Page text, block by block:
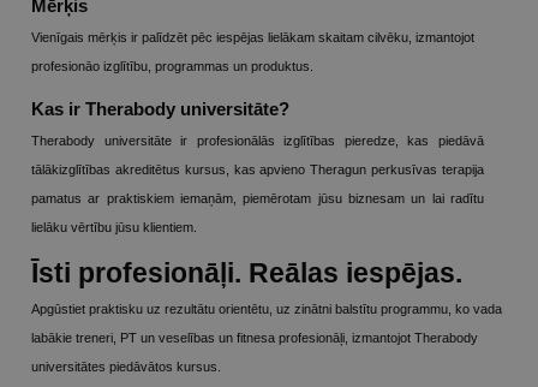
Mērķis
Vienīgais mērķis ir palīdzēt pēc iespējas lielākam skaitam cilvēku, izmantojot
profesionāo izglītību, programmas un produktus.
Kas ir Therabody universitāte?
Therabody universitāte ir profesionālās izglītības pieredze, kas piedāvā
tālākizglītības akreditētus kursus, kas apvieno Theragun perkusīvas terapija
pamatus ar praktiskiem iemaņām, piemērotam jūsu biznesam un lai radītu
lielāku vērtību jūsu klientiem.
Īsti profesionāļi. Reālas iespējas.
Apgūstiet praktisku uz rezultātu orientētu, uz zinātni balstītu programmu, ko vada
labākie treneri, PT un veselības un fitnesa profesionāļi, izmantojot Therabody
universitātes piedāvātos kursus.